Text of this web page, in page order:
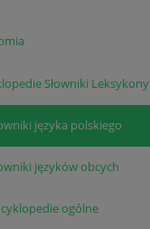
Słowniki Leksykony
języka polskiego
języków obcych
ogólne